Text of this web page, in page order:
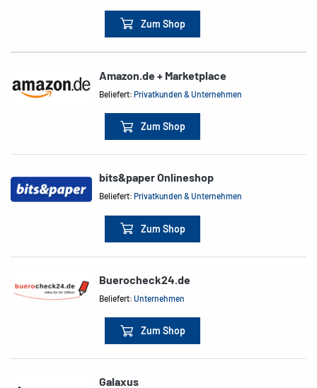
Zum Shop
Amazon.de + Marketplace
Beliefert:Privatkunden & Unternehmen
Zum Shop
bits&paper Onlineshop
Beliefert:Privatkunden & Unternehmen
Zum Shop
Buerocheck24.de
Beliefert:Unternehmen
Zum Shop
Galaxus